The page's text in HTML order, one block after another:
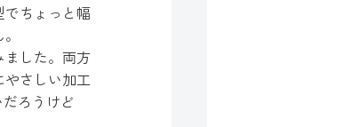
ちょっと幅
した。両方
さしい加工
ろうけど